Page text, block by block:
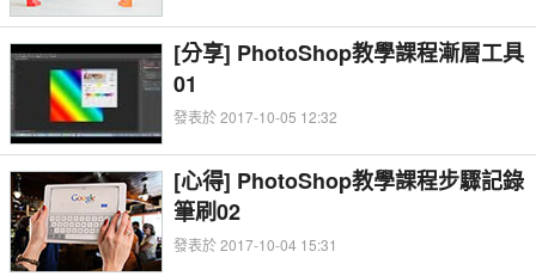
[分享] PhotoShop教學課程漸層工具
01
發表於 2017-10-05 12:32
[心得] PhotoShop教學課程步驟記錄
筆刷02
發表於 2017-10-04 15:31